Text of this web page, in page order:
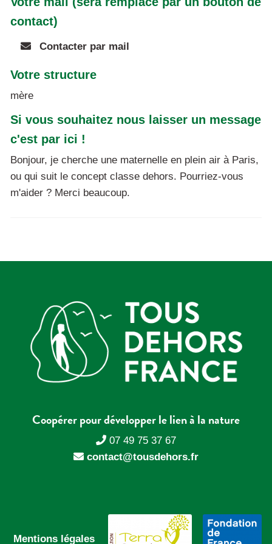
contact)
Contacter par mail
Votre structure
mère
Si vous souhaitez nous laisser un message
c'est par ici !
Bonjour, je cherche une maternelle en plein air à Paris,
ou qui suit le concept classe dehors. Pourriez-vous
m'aider ? Merci beaucoup.
Coopérer pour développer le lien à la nature
07 49 75 37 67
contact@tousdehors.fr
Mentions légales